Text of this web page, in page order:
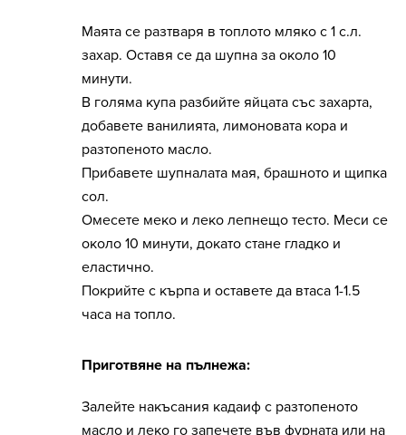
Маята се разтваря в топлото мляко с 1 с.л.
захар. Оставя се да шупна за около 10
минути.
В голяма купа разбийте яйцата със захарта,
добавете ванилията, лимоновата кора и
разтопеното масло.
Прибавете шупналата мая, брашното и щипка
сол.
Омесете меко и леко лепнещо тесто. Меси се
около 10 минути, докато стане гладко и
еластично.
Покрийте с кърпа и оставете да втаса 1-1.5
часа на топло.
Приготвяне на пълнежа:
Залейте накъсания кадаиф с разтопеното
масло и леко го запечете във фурната или на